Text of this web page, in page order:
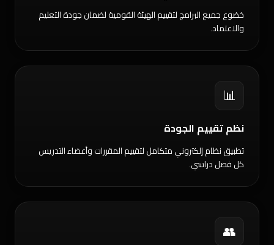
خضوع جميع البرامج لتقييم الهيئة القومية لضمان جودة التعليم
والاعتماد.
📊
نظم تقييم الجودة
تطبيق نظام إلكتروني متكامل لتقييم المقررات وأعضاء التدريس
كل فصل دراسي.
👥